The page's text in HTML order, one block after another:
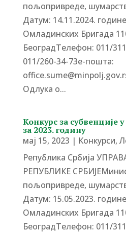
пољопривреде,
Датум: 14.11.2024.
Омладинских Бригада
БеоградTелефон: 011/
011/260-34-73е-пошта:
Одлука о...
Конкурс за субвенције
за 2023. годину
мај 15, 2023 | Конкурси,
Република Србија
РЕПУБЛИКЕ
пољопривреде,
Датум: 15.05.2023.
Омладинских Бригада
БеоградTелефон: 011/